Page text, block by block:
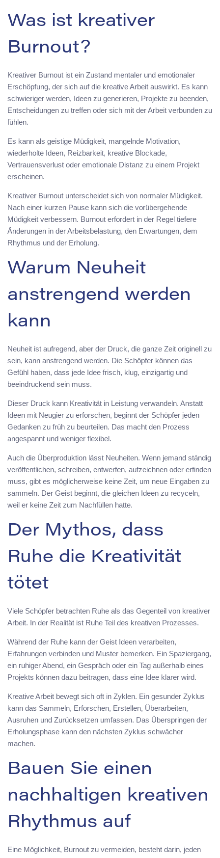
Was ist kreativer
Burnout?
Kreativer Burnout ist ein Zustand mentaler und emotionaler
Erschöpfung, der sich auf die kreative Arbeit auswirkt. Es kann
schwieriger werden, Ideen zu generieren, Projekte zu beenden,
Entscheidungen zu treffen oder sich mit der Arbeit verbunden zu
fühlen.
Es kann als geistige Müdigkeit, mangelnde Motivation,
wiederholte Ideen, Reizbarkeit, kreative Blockade,
Vertrauensverlust oder emotionale Distanz zu einem Projekt
erscheinen.
Kreativer Burnout unterscheidet sich von normaler Müdigkeit.
Nach einer kurzen Pause kann sich die vorübergehende
Müdigkeit verbessern. Burnout erfordert in der Regel tiefere
Änderungen in der Arbeitsbelastung, den Erwartungen, dem
Rhythmus und der Erholung.
Warum Neuheit
anstrengend werden
kann
Neuheit ist aufregend, aber der Druck, die ganze Zeit originell zu
sein, kann anstrengend werden. Die Schöpfer können das
Gefühl haben, dass jede Idee frisch, klug, einzigartig und
beeindruckend sein muss.
Dieser Druck kann Kreativität in Leistung verwandeln. Anstatt
Ideen mit Neugier zu erforschen, beginnt der Schöpfer jeden
Gedanken zu früh zu beurteilen. Das macht den Prozess
angespannt und weniger flexibel.
Auch die Überproduktion lässt Neuheiten. Wenn jemand ständig
veröffentlichen, schreiben, entwerfen, aufzeichnen oder erfinden
muss, gibt es möglicherweise keine Zeit, um neue Eingaben zu
sammeln. Der Geist beginnt, die gleichen Ideen zu recyceln,
weil er keine Zeit zum Nachfüllen hatte.
Der Mythos, dass
Ruhe die Kreativität
tötet
Viele Schöpfer betrachten Ruhe als das Gegenteil von kreativer
Arbeit. In der Realität ist Ruhe Teil des kreativen Prozesses.
Während der Ruhe kann der Geist Ideen verarbeiten,
Erfahrungen verbinden und Muster bemerken. Ein Spaziergang,
ein ruhiger Abend, ein Gespräch oder ein Tag außerhalb eines
Projekts können dazu beitragen, dass eine Idee klarer wird.
Kreative Arbeit bewegt sich oft in Zyklen. Ein gesunder Zyklus
kann das Sammeln, Erforschen, Erstellen, Überarbeiten,
Ausruhen und Zurücksetzen umfassen. Das Überspringen der
Erholungsphase kann den nächsten Zyklus schwächer
machen.
Bauen Sie einen
nachhaltigen kreativen
Rhythmus auf
Eine Möglichkeit, Burnout zu vermeiden, besteht darin, jeden